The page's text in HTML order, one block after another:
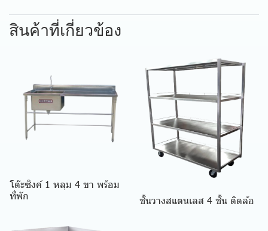
สินค้าที่เกี่ยวข้อง
โต๊ะซิงค์ 1 หลุม 4 ขา พร้อม
ที่พัก
ชั้นวางสแตนเลส 4 ชั้น ติดล้อ